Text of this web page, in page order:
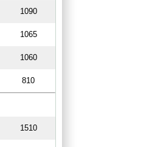
1090
1065
1060
810
1510